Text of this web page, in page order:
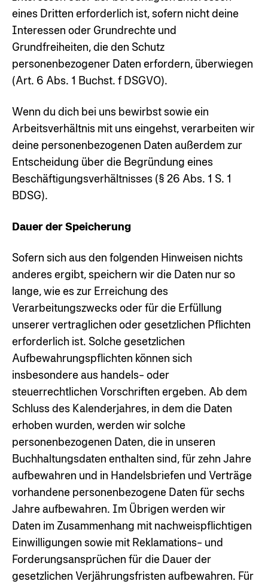
eines Dritten erforderlich ist, sofern nicht deine
Interessen oder Grundrechte und
Grundfreiheiten, die den Schutz
personenbezogener Daten erfordern, überwiegen
(Art. 6 Abs. 1 Buchst. f DSGVO).
Wenn du dich bei uns bewirbst sowie ein
Arbeitsverhältnis mit uns eingehst, verarbeiten wir
deine personenbezogenen Daten außerdem zur
Entscheidung über die Begründung eines
Beschäftigungsverhältnisses (§ 26 Abs. 1 S. 1
BDSG).
Dauer der Speicherung
Sofern sich aus den folgenden Hinweisen nichts
anderes ergibt, speichern wir die Daten nur so
lange, wie es zur Erreichung des
Verarbeitungszwecks oder für die Erfüllung
unserer vertraglichen oder gesetzlichen Pflichten
erforderlich ist. Solche gesetzlichen
Aufbewahrungspflichten können sich
insbesondere aus handels- oder
steuerrechtlichen Vorschriften ergeben. Ab dem
Schluss des Kalenderjahres, in dem die Daten
erhoben wurden, werden wir solche
personenbezogenen Daten, die in unseren
Buchhaltungsdaten enthalten sind, für zehn Jahre
aufbewahren und in Handelsbriefen und Verträge
vorhandene personenbezogene Daten für sechs
Jahre aufbewahren. Im Übrigen werden wir
Daten im Zusammenhang mit nachweispflichtigen
Einwilligungen sowie mit Reklamations- und
Forderungsansprüchen für die Dauer der
gesetzlichen Verjährungsfristen aufbewahren. Für